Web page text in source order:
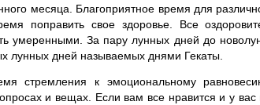
месяца. Благоприятное время для
поправить свое здоровье. Все
умеренными. За пару лунных дней до
лунных дней называемых днями Гекаты.
стремления к эмоциональному
и вещах. Если вам все нравится и у вас